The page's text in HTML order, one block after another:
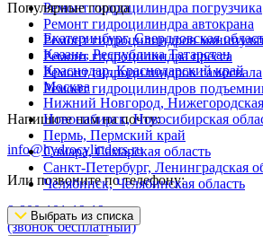
Ремонт гидроцилиндра погрузчика
Ремонт гидроцилиндра автокрана
Ремонт гидроцилиндров
Ремонт гидроцилиндра пресса
Ремонт гидроцилиндров самосвала
Ремонт гидроцилиндров
Напишите нам на почту:
info@hydrocylinders.ru
Или позвоните по телефону:
8-800-101-19-19
(звонок бесплатный)
Популярные города
Екатеринбург, Свердловская
Казань, Республика Татарстан
Краснодар, Краснодарский край
Москва
Нижний Новгород, Нижегородская
Новосибирск, Новосибирская
Пермь, Пермский край
Самара, Самарская область
Санкт-Петербург, Ленинградская
Челябинск, Челябинская область
Выбрать из списка